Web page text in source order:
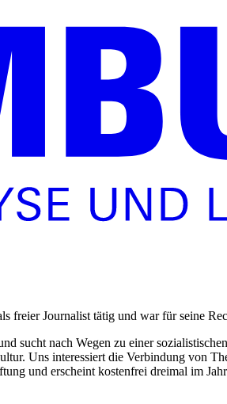
Journalist tätig und war für seine
sucht nach Wegen zu einer
Uns interessiert die Verbindung von
und erscheint kostenfrei dreimal im